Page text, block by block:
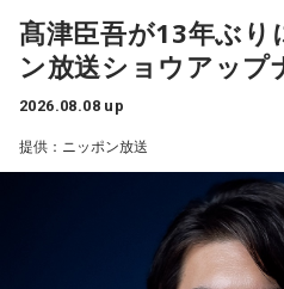
番組Webサイト： https://jfn-
音声コンテンツプラットフォー
ル音声も配信中！
ふと見ると、あなたは無我夢中
ました。
それは何でしたか？次の中から
1． 鳩のぬいぐるみ
2． パスポートなどの身分証
3． 買ったばかりの乾電池
髙津臣吾が13年ぶり
ン放送ショウアップ
2026.08.08 up
提供：ニッポン放送